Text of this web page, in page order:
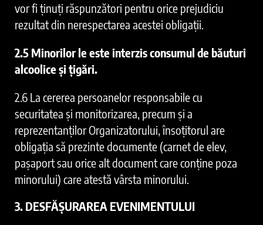
vor fi ținuți răspunzători pentru orice prejudiciu
rezultat din nerespectarea acestei obligații.
2.5 Minorilor le este interzis consumul de băuturi
alcoolice și țigări.
2.6 La cererea persoanelor responsabile cu
securitatea și monitorizarea, precum și a
reprezentanților Organizatorului, însoțitorul are
obligația să prezinte documente (carnet de elev,
pașaport sau orice alt document care conține poza
minorului) care atestă vârsta minorului.
3. DESFĂȘURAREA EVENIMENTULUI